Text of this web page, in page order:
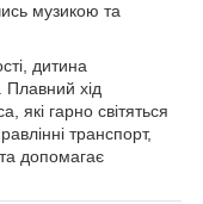
музикою та
дитина
Плавний хід
які гарно світяться
транспорт,
допомагає